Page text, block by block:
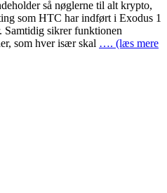
så nøglerne til alt krypto,
som HTC har indført i Exodus 1
Samtidig sikrer funktionen
som hver især skal …. (læs mere